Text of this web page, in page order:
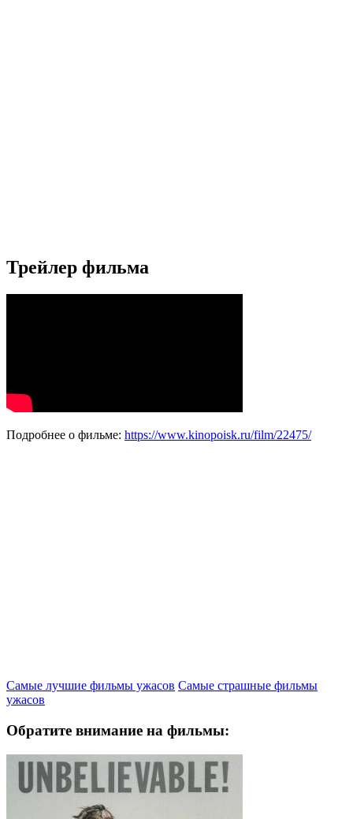
Трейлер фильма
Подробнее о фильме: https://www.kinopoisk.ru/film/22475/
Самые лучшие фильмы ужасов Самые страшные фильмы
ужасов
Обратите внимание на фильмы: